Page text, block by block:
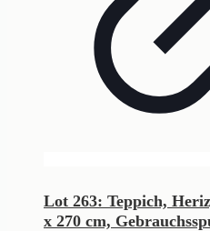
Lot 263: Teppich,
x 270 cm,